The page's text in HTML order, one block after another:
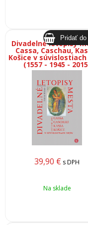
Divadelné letopisy
Cassa, Caschau,
Košice v súvislostiach
(1557 - 1945 -
39,90 € s DPH
Na sklade